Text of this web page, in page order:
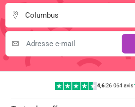
Columbus
4,6|26 064 avis